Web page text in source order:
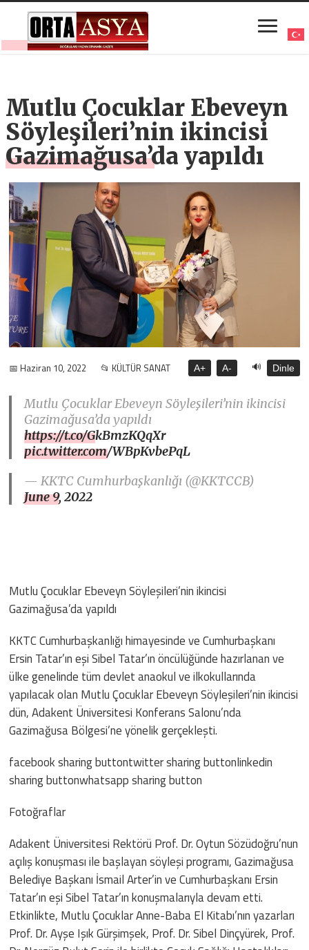
Mutlu Çocuklar Ebeveyn
Söyleşileri’nin ikincisi
Gazimağusa’da yapıldı
📅 Haziran 10, 2022 📂 KÜLTÜR SANAT A+ A- 🔊 Dinle
Mutlu Çocuklar Ebeveyn Söyleşileri’nin ikincisi
Gazimağusa’da yapıldı
https://t.co/GkBmzKQqXr
pic.twitter.com/WBpKvbePqL
— KKTC Cumhurbaşkanlığı (@KKTCCB)
June 9, 2022
Mutlu Çocuklar Ebeveyn Söyleşileri’nin ikincisi
Gazimağusa’da yapıldı
KKTC Cumhurbaşkanlığı himayesinde ve Cumhurbaşkanı
Ersin Tatar’ın eşi Sibel Tatar’ın öncülüğünde hazırlanan ve
ülke genelinde tüm devlet anaokul ve ilkokullarında
yapılacak olan Mutlu Çocuklar Ebeveyn Söyleşileri’nin ikincisi
dün, Adakent Üniversitesi Konferans Salonu’nda
Gazimağusa Bölgesi’ne yönelik gerçekleşti.
facebook sharing buttontwitter sharing buttonlinkedin
sharing buttonwhatsapp sharing button
Fotoğraflar
Adakent Üniversitesi Rektörü Prof. Dr. Oytun Sözüdoğru’nun
açılış konuşması ile başlayan söyleşi programı, Gazimağusa
Belediye Başkanı İsmail Arter’in ve Cumhurbaşkanı Ersin
Tatar’ın eşi Sibel Tatar’ın konuşmalarıyla devam etti.
Etkinlikte, Mutlu Çocuklar Anne-Baba El Kitabı’nın yazarları
Prof. Dr. Ayşe Işık Gürşimşek, Prof. Dr. Sibel Dinçyürek, Prof.